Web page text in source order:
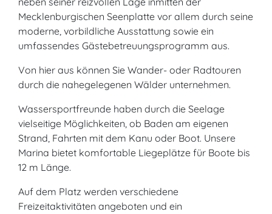
Mecklenburgischen Seenplatte vor allem durch seine
moderne, vorbildliche Ausstattung sowie ein
umfassendes Gästebetreuungsprogramm aus.
Von hier aus können Sie Wander- oder Radtouren
durch die nahegelegenen Wälder unternehmen.
Wassersportfreunde haben durch die Seelage
vielseitige Möglichkeiten, ob Baden am eigenen
Strand, Fahrten mit dem Kanu oder Boot. Unsere
Marina bietet komfortable Liegeplätze für Boote bis
12 m Länge.
Auf dem Platz werden verschiedene
Freizeitaktivitäten angeboten und ein